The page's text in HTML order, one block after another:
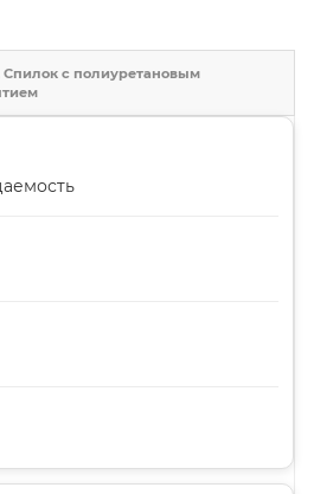
Спилок с полиуретановым